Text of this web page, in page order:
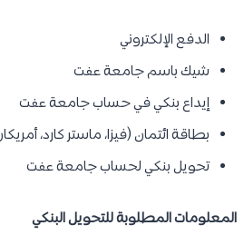
الدفع الإلكتروني
شيك باسم جامعة عفت
إيداع بنكي في حساب جامعة عفت
بطاقة ائتمان (فيزا، ماستر كارد،
تحويل بنكي لحساب جامعة عفت
المعلومات المطلوبة للتحويل البنكي